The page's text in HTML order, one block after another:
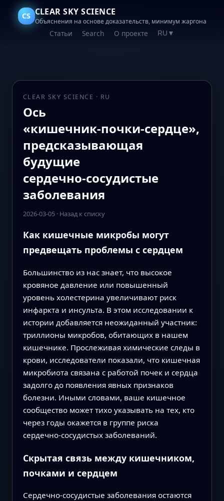
CS CLEAR SKY SCIENCE
Объяснения на основе доказательств, минимум жаргона
Статьи Search О проекте RU ▼
CLEAR SKY SCIENCE · RU
Ось
«кишечник‑почки‑сердце»,
предсказывающая
будущие
сердечно‑сосудистые
заболевания
2026-03-05· Назад к списку
Как кишечные микробы могут
предвещать проблемы с сердцем
Большинство из нас знает, что высокое
кровяное давление или повышенный
уровень холестерина увеличивают риск
инфаркта и инсульта. В этом исследовании к
истории добавляется неожиданный участник:
триллионы микробов, обитающих в нашем
кишечнике. Прослеживая химические следы в
крови, исследователи показали, что кишечная
микробиота связана с работой почек и сердца
задолго до появления явных признаков
болезни. Иными словами, ваше кишечное
сообщество может тихо указывать на тех, кто
через годы окажется в группе риска
сердечно‑сосудистых заболеваний.
Скрытая связь между кишечником,
почками и сердцем
Сердечно‑сосудистые заболевания остаются